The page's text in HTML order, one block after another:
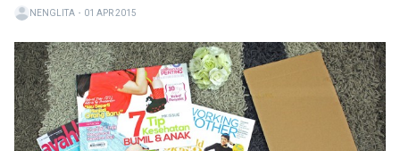
NENGLITA ・ 01 APR 2015